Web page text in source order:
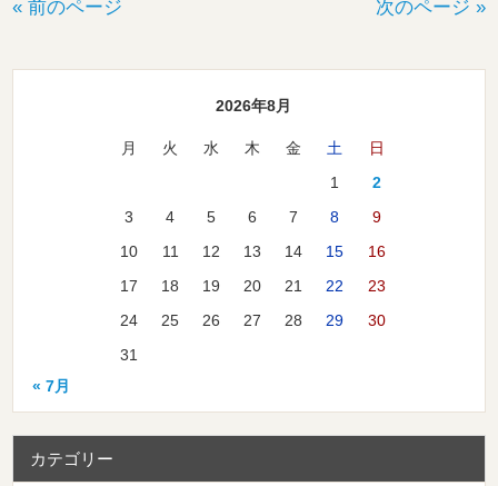
« 前のページ 次のページ »
2026年8月
月 火 水 木 金 土
日
1
2
3
4 5 6 7 8
9
10
11 12 13 14 15
16
17
18 19 20 21 22
23
24
25 26 27 28 29
30
31
« 7月
カテゴリー